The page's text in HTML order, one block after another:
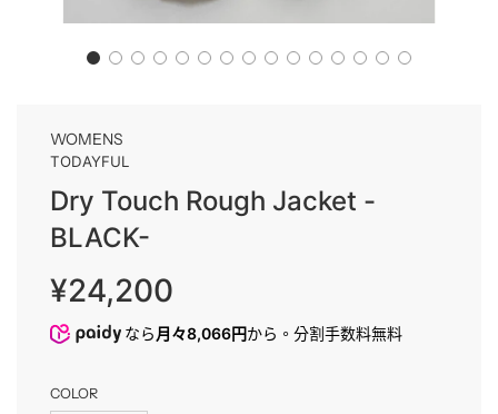
WOMENS
TODAYFUL
Dry Touch Rough Jacket -
BLACK-
販
売
価
通
常
価
¥24,200
なら 月々8,066円から。分割手数料無料
COLOR